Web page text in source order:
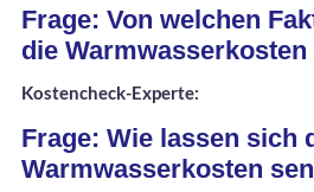
Frage: Von welchen
die Warmwasserkosten
Kostencheck-Experte:
Frage: Wie lassen sich
Warmwasserkosten